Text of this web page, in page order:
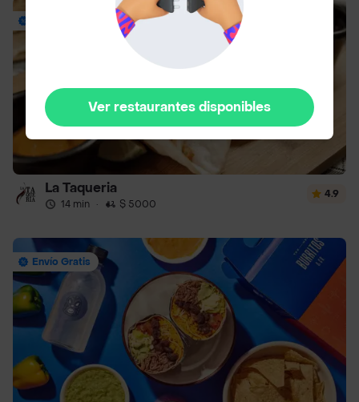
La Taqueria
14 min · $ 5000
4.9
Envío Gratis
Ver restaurantes disponibles